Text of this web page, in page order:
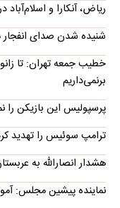
ریاض، آنکارا و
شنیده شدن صدای
خطیب جمعه تهران: تا
برنمی‌داریم
پرسپولیس این بازیکن
ترامپ سوئیس را تهدید
هشدار انصارالله به
نماینده پیشین مجلس: